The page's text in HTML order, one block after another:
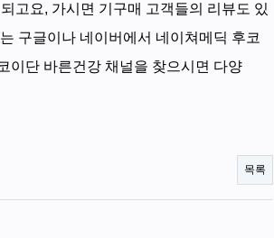
고요, 가시면 기구매 고객들의 리뷰도 있
구글이나 네이버에서 네이쳐메딕 후코
이단 바른건강 채널을 찾으시면 다양
목록